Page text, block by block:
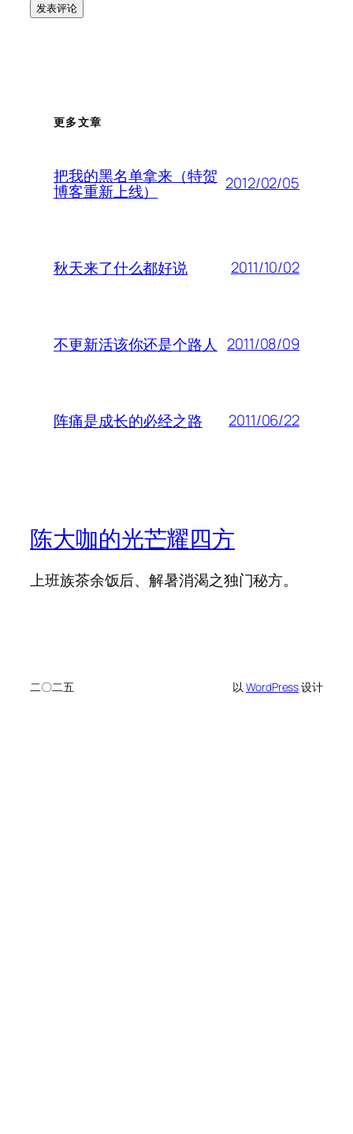
更多文章
把我的黑名单拿来（特贺
博客重新上线） 2012/02/05
秋天来了什么都好说 2011/10/02
不更新活该你还是个路人 2011/08/09
阵痛是成长的必经之路 2011/06/22
陈大咖的光芒耀四方
上班族茶余饭后、解暑消渴之独门秘方。
二〇二五 以WordPress设计